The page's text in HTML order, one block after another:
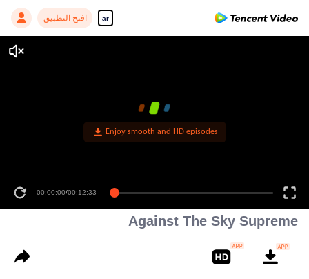
ar افتح التطبيق
Enjoy smooth and HD episodes
00:00:00/00:12:33
Against The Sky Supreme